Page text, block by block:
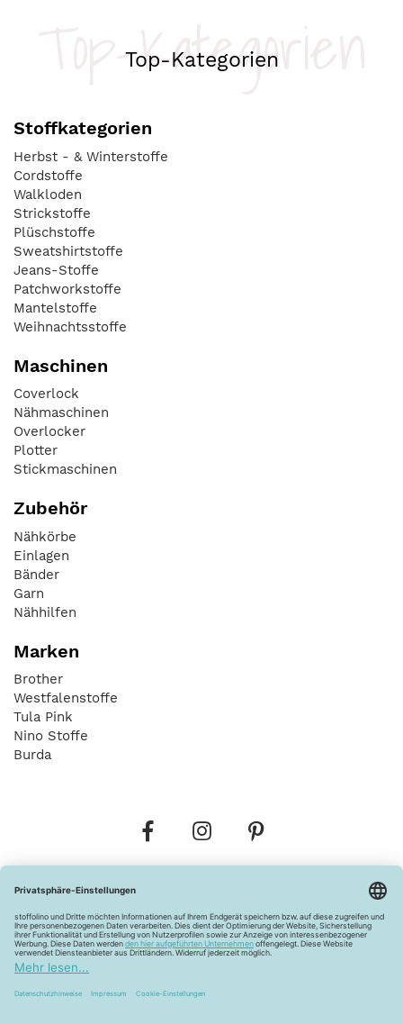
Top-Kategorien
Top-Kategorien
Stoffkategorien
Herbst - & Winterstoffe
Cordstoffe
Walkloden
Strickstoffe
Plüschstoffe
Sweatshirtstoffe
Jeans-Stoffe
Patchworkstoffe
Mantelstoffe
Weihnachtsstoffe
Maschinen
Coverlock
Nähmaschinen
Overlocker
Plotter
Stickmaschinen
Zubehör
Nähkörbe
Einlagen
Bänder
Garn
Nähhilfen
Marken
Brother
Westfalenstoffe
Tula Pink
Nino Stoffe
Burda
Widerrufsbelehrung Vertrag widerrufen
Barrierefreiheitserklärung